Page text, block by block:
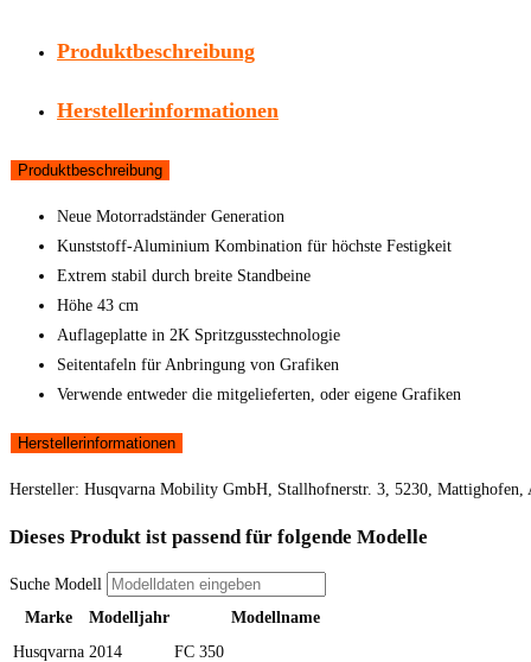
Produktbeschreibung
Herstellerinformationen
Produktbeschreibung
Neue Motorradständer Generation
Kunststoff-Aluminium Kombination für höchste Festigkeit
Extrem stabil durch breite Standbeine
Höhe 43 cm
Auflageplatte in 2K Spritzgusstechnologie
Seitentafeln für Anbringung von Grafiken
Verwende entweder die mitgelieferten, oder eigene Grafiken
Herstellerinformationen
Hersteller: Husqvarna Mobility GmbH, Stallhofnerstr. 3, 5230, Mattighofen,
Dieses Produkt ist passend für folgende Modelle
Suche Modell
Marke
Modelljahr
Modellname
Husqvarna 2014
FC 350